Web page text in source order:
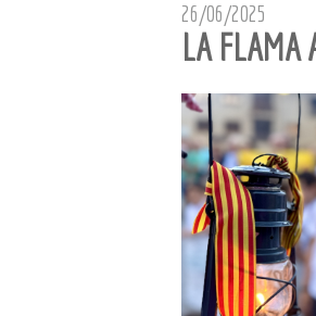
26/06/2025
LA FLAMA